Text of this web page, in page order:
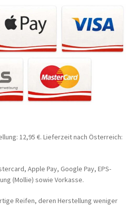
12,95 €. Lieferzeit nach Österreich:
Apple Pay, Google Pay, EPS-
(Mollie) sowie Vorkasse.
Reifen, deren Herstellung weniger